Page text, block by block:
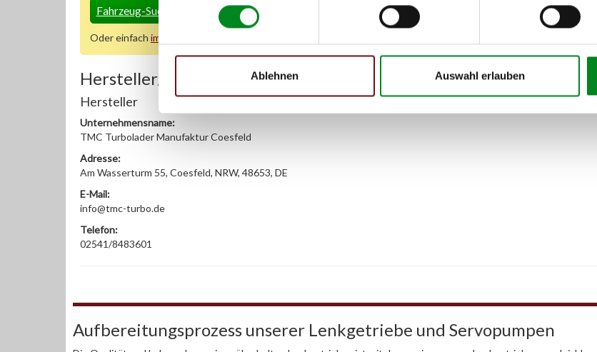
Ablehnen Auswahl erlauben
Fahrzeug-Suche für AT-Servopumpen
Oder einfach im Chat
Hersteller/EU Verantwortliche Person
Hersteller
Unternehmensname:
TMC Turbolader Manufaktur Coesfeld
Adresse:
Am Wasserturm 55, Coesfeld, NRW, 48653, DE
E-Mail:
info@tmc-turbo.de
Telefon:
02541/8483601
Aufbereitungsprozess unserer Lenkgetriebe und Servopumpen